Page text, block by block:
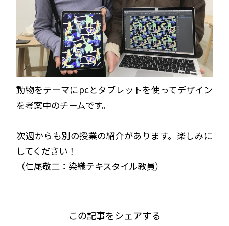
動物をテーマにpcとタブレットを使ってデザイン
を考案中のチームです。
次週からも別の授業の紹介があります。楽しみに
してください！
（仁尾敬二：染織テキスタイル教員）
この記事をシェアする